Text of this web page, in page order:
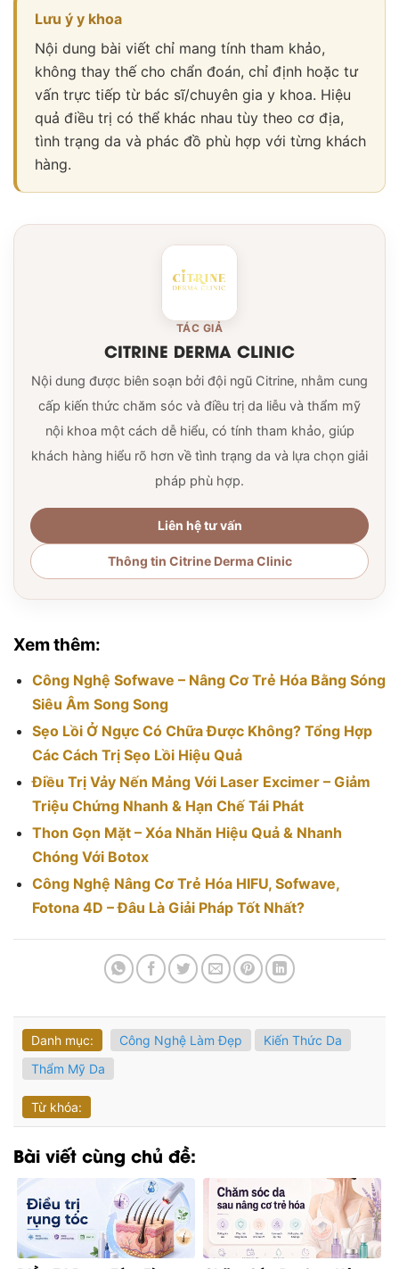
Lưu ý y khoa
Nội dung bài viết chỉ mang tính tham khảo,
không thay thế cho chẩn đoán, chỉ định hoặc tư
vấn trực tiếp từ bác sĩ/chuyên gia y khoa. Hiệu
quả điều trị có thể khác nhau tùy theo cơ địa,
tình trạng da và phác đồ phù hợp với từng khách
hàng.
TÁC GIẢ
CITRINE DERMA CLINIC
Nội dung được biên soạn bởi đội ngũ Citrine, nhằm cung
cấp kiến thức chăm sóc và điều trị da liễu và thẩm mỹ
nội khoa một cách dễ hiểu, có tính tham khảo, giúp
khách hàng hiểu rõ hơn về tình trạng da và lựa chọn giải
pháp phù hợp.
Liên hệ tư vấn
Thông tin Citrine Derma Clinic
Xem thêm:
Công Nghệ Sofwave – Nâng Cơ Trẻ Hóa Bằng Sóng
Siêu Âm Song Song
Sẹo Lồi Ở Ngực Có Chữa Được Không? Tổng Hợp
Các Cách Trị Sẹo Lồi Hiệu Quả
Điều Trị Vảy Nến Mảng Với Laser Excimer – Giảm
Triệu Chứng Nhanh & Hạn Chế Tái Phát
Thon Gọn Mặt – Xóa Nhăn Hiệu Quả & Nhanh
Chóng Với Botox
Công Nghệ Nâng Cơ Trẻ Hóa HIFU, Sofwave,
Fotona 4D – Đâu Là Giải Pháp Tốt Nhất?
Danh mục: Công Nghệ Làm Đẹp
Kiến Thức Da
Thẩm Mỹ Da
Từ khóa:
Bài viết cùng chủ đề: